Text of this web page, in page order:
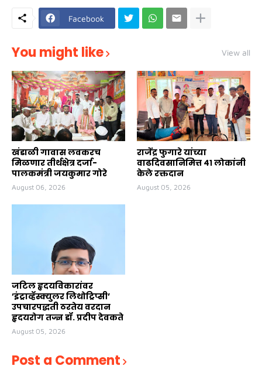
Facebook
You might like View all
खंडाळी गावास लवकरच
मिळणार तीर्थक्षेत्र दर्जा-
पालकमंत्री जयकुमार गोरे
August 06, 2026
राजेंद्र फुगारे यांच्या
वाढदिवसानिमित्त ४१ लोकांनी
केले रक्तदान
August 05, 2026
जटिल हृदयविकारांवर
’इंट्राव्हॅस्क्युलर लिथोट्रिप्सी’
उपचारपद्धती ठरतेय वरदान
हृदयरोग तज्ज्ञ डॉ. प्रदीप देवकते
August 05, 2026
Post a Comment